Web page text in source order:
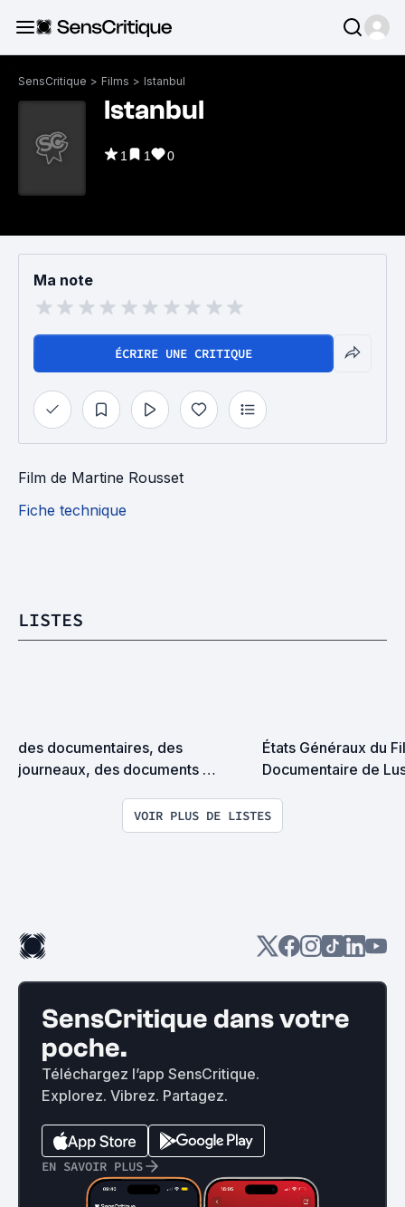
SensCritique > Films > Istanbul
Istanbul
1 1 0
Ma note
ÉCRIRE UNE CRITIQUE
Film de Martine Rousset
Fiche technique
LISTES
des documentaires, des
journeaux, des documents
États Généraux du
Documentaire de
VOIR PLUS DE LISTES
SensCritique dans votre
poche.
Téléchargez l’app SensCritique.
Explorez. Vibrez. Partagez.
EN SAVOIR PLUS